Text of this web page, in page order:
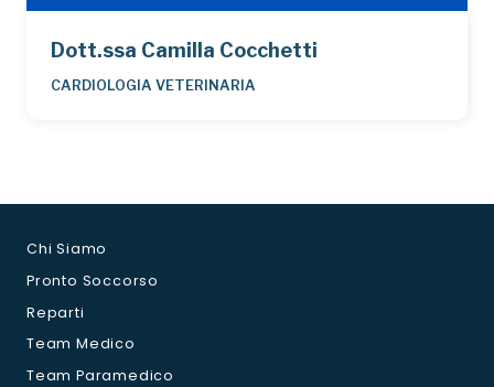
Dott.ssa Camilla Cocchetti
CARDIOLOGIA VETERINARIA
Chi Siamo
Pronto Soccorso
Reparti
Team Medico
Team Paramedico